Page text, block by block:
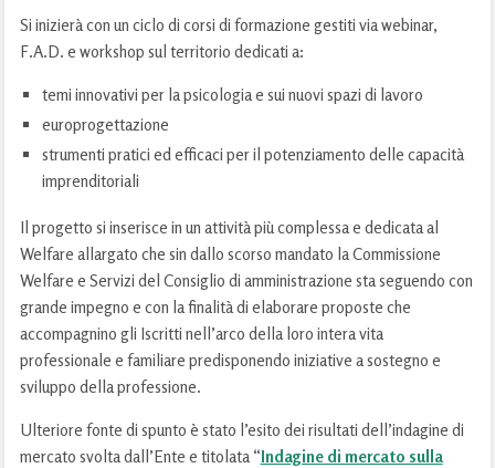
Si inizierà con un ciclo di corsi di formazione gestiti via webinar,
F.A.D. e workshop sul territorio dedicati a:
temi innovativi per la psicologia e sui nuovi spazi di lavoro
europrogettazione
strumenti pratici ed efficaci per il potenziamento delle capacità
imprenditoriali
Il progetto si inserisce in un attività più complessa e dedicata al
Welfare allargato che sin dallo scorso mandato la Commissione
Welfare e Servizi del Consiglio di amministrazione sta seguendo con
grande impegno e con la finalità di elaborare proposte che
accompagnino gli Iscritti nell’arco della loro intera vita
professionale e familiare predisponendo iniziative a sostegno e
sviluppo della professione.
Ulteriore fonte di spunto è stato l’esito dei risultati dell’indagine di
mercato svolta dall’Ente e titolata “Indagine di mercato sulla